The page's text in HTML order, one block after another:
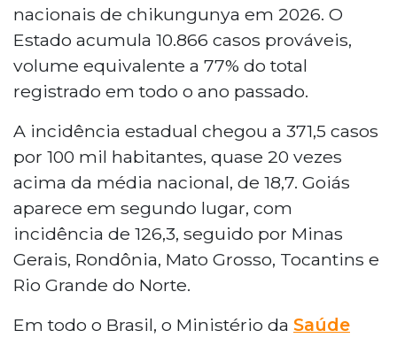
nacionais de chikungunya em 2026. O
Estado acumula 10.866 casos prováveis,
volume equivalente a 77% do total
registrado em todo o ano passado.
A incidência estadual chegou a 371,5 casos
por 100 mil habitantes, quase 20 vezes
acima da média nacional, de 18,7. Goiás
aparece em segundo lugar, com
incidência de 126,3, seguido por Minas
Gerais, Rondônia, Mato Grosso, Tocantins e
Rio Grande do Norte.
Em todo o Brasil, o Ministério da Saúde